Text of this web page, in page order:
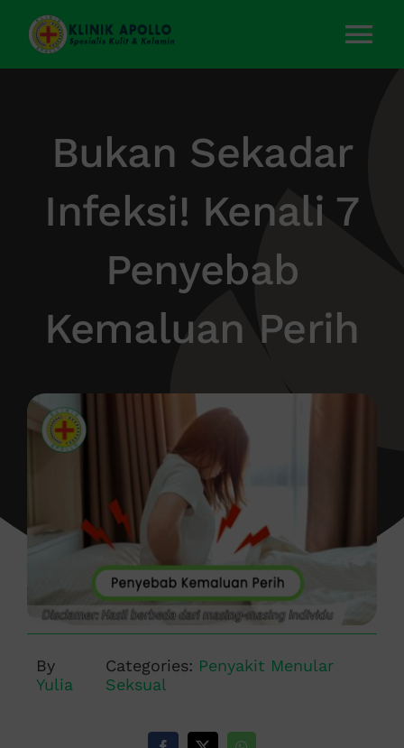
Skip
content
Layanan Kami
Tentang Kami
Kontak Kami
Bukan Sekadar
Infeksi! Kenali 7
Penyebab
Kemaluan Perih
By
Yulia
Categories: Penyakit Menular
Seksual